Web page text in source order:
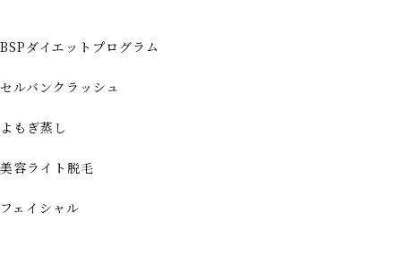
BSPダイエットプログラム
セルバンクラッシュ
よもぎ蒸し
美容ライト脱毛
フェイシャル